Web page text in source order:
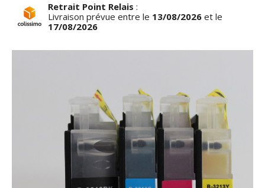
Retrait Point Relais :
Livraison prévue entre le 13/08/2026 et le
17/08/2026